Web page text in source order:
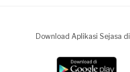
Download Aplikasi Sejasa di